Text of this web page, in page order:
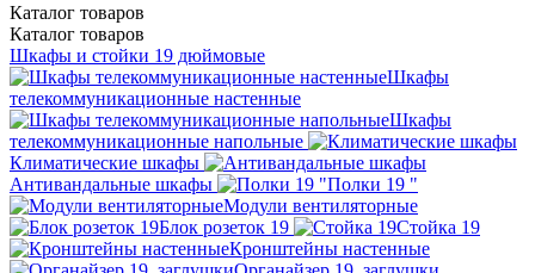
Каталог товаров
Каталог товаров
Шкафы и стойки 19 дюймовые
Шкафы
телекоммуникационные настенные
Шкафы
телекоммуникационные напольные
Климатические шкафы
Антивандальные шкафы
Полки 19 "
Модули вентиляторные
Блок розеток 19
Стойка 19
Кронштейны настенные